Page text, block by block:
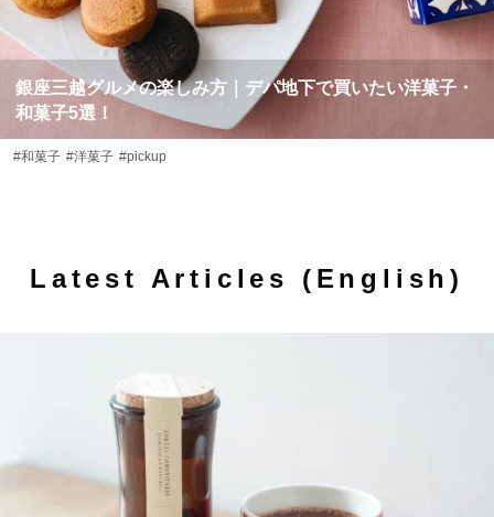
銀座三越グルメの楽しみ方｜デパ地下で買いたい洋菓子・
和菓子5選！
#和菓子 #洋菓子 #pickup
Latest Articles (English)